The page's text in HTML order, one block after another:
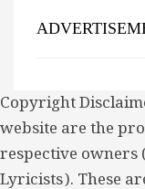
Copyright
website are the
respective owners
Lyricists). These